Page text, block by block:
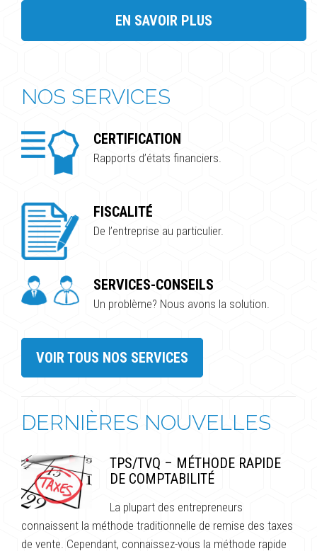
EN SAVOIR PLUS
NOS SERVICES
CERTIFICATION
Rapports d’états financiers.
FISCALITÉ
De l’entreprise au particulier.
SERVICES-CONSEILS
Un problème? Nous avons la solution.
VOIR TOUS NOS SERVICES
DERNIÈRES NOUVELLES
TPS/TVQ – MÉTHODE RAPIDE
DE COMPTABILITÉ
La plupart des entrepreneurs
connaissent la méthode traditionnelle de remise des taxes
de vente. Cependant, connaissez-vous la méthode rapide